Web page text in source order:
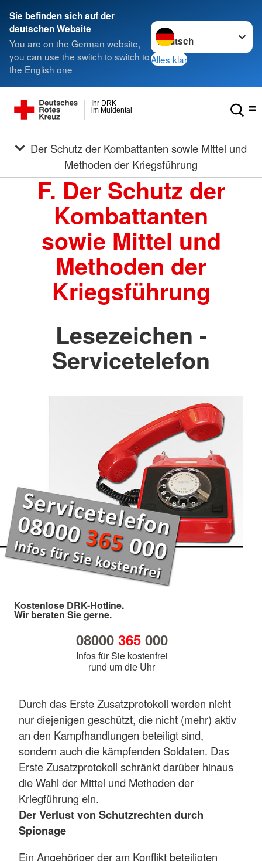
Sie befinden sich auf der
deutschen Website
You are on the German website,
you can use the switch to switch to
the English one
Sprache wechseln zu
Alles klar
im Muldental
Ihr DRK
Methoden der Kriegsführung
F. Der Schutz der
Kombattanten
sowie Mittel und
Methoden der
Kriegsführung
Lesezeichen -
Servicetelefon
Kostenlose DRK-Hotline.
Wir beraten Sie gerne.
08000 365000
Infos für Sie kostenfrei
rund um die Uhr
Durch das Erste Zusatzprotokoll werden nicht
nur diejenigen geschützt, die nicht (mehr) aktiv
an den Kampfhandlungen beteiligt sind,
sondern auch die kämpfenden Soldaten. Das
Erste Zusatzprotokoll schränkt darüber hinaus
die Wahl der Mittel und Methoden der
Kriegführung ein.
Der Verlust von Schutzrechten durch
Spionage
Ein Angehöriger der am Konflikt beteiligten